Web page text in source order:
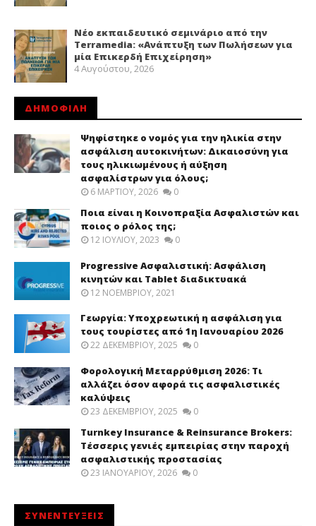
Νέο εκπαιδευτικό σεμινάριο από την
Terramedia: «Ανάπτυξη των Πωλήσεων για
μία Επικερδή Επιχείρηση»
4 Αυγούστου, 2026
ΔΗΜΟΦΙΛΗ
Ψηφίστηκε ο νομός για την ηλικία στην
ασφάλιση αυτοκινήτων: Δικαιοσύνη για
τους ηλικιωμένους ή αύξηση
ασφαλίστρων για όλους;
6 ΜΑΡΤΊΟΥ, 2026 0
Ποια είναι η Κοινοπραξία Ασφαλιστών και
ποιος ο ρόλος της;
12 ΙΟΥΛΊΟΥ, 2023 0
Progressive Ασφαλιστική: Ασφάλιση
κινητών και Tablet διαδικτυακά
12 ΝΟΕΜΒΡΊΟΥ, 2021
Γεωργία: Υποχρεωτική η ασφάλιση για
τους τουρίστες από 1η Ιανουαρίου 2026
22 ΔΕΚΕΜΒΡΊΟΥ, 2025 0
Φορολογική Μεταρρύθμιση 2026: Τι
αλλάζει όσον αφορά τις ασφαλιστικές
καλύψεις
23 ΔΕΚΕΜΒΡΊΟΥ, 2025 0
Turnkey Insurance & Reinsurance Brokers:
Τέσσερις γενιές εμπειρίας στην παροχή
ασφαλιστικής προστασίας
23 ΙΑΝΟΥΑΡΊΟΥ, 2026 0
ΣΥΝΕΝΤΕΥΞΕΙΣ